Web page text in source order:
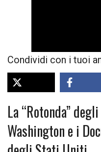
Condividi con i tuoi
La “Rotonda”
Washington e i